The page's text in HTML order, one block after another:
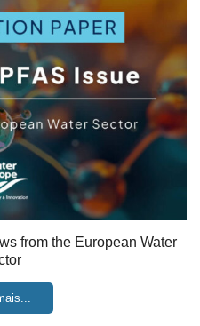
from the European Water